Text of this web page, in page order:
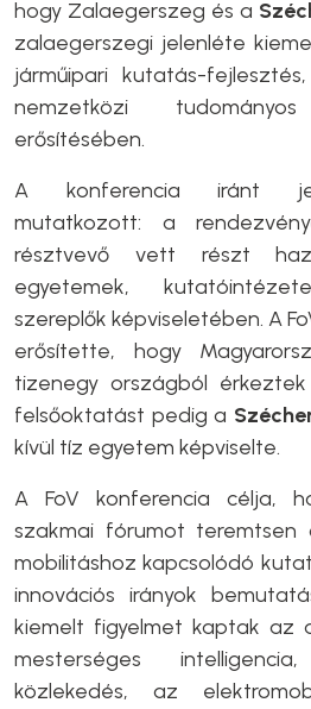
hogy Zalaegerszeg és a
zalaegerszegi jelenléte
járműipari kutatás-
nemzetközi tudományos
erősítésében.
A konferencia iránt
mutatkozott: a
résztvevő vett részt
egyetemek,
szereplők képviseletében. A
erősítette, hogy
tizenegy országból
felsőoktatást pedig a
kívül tíz egyetem képviselte.
A FoV konferencia célja,
szakmai fórumot teremtsen
mobilitáshoz kapcsolódó
innovációs irányok
kiemelt figyelmet kaptak az
mesterséges
közlekedés, az